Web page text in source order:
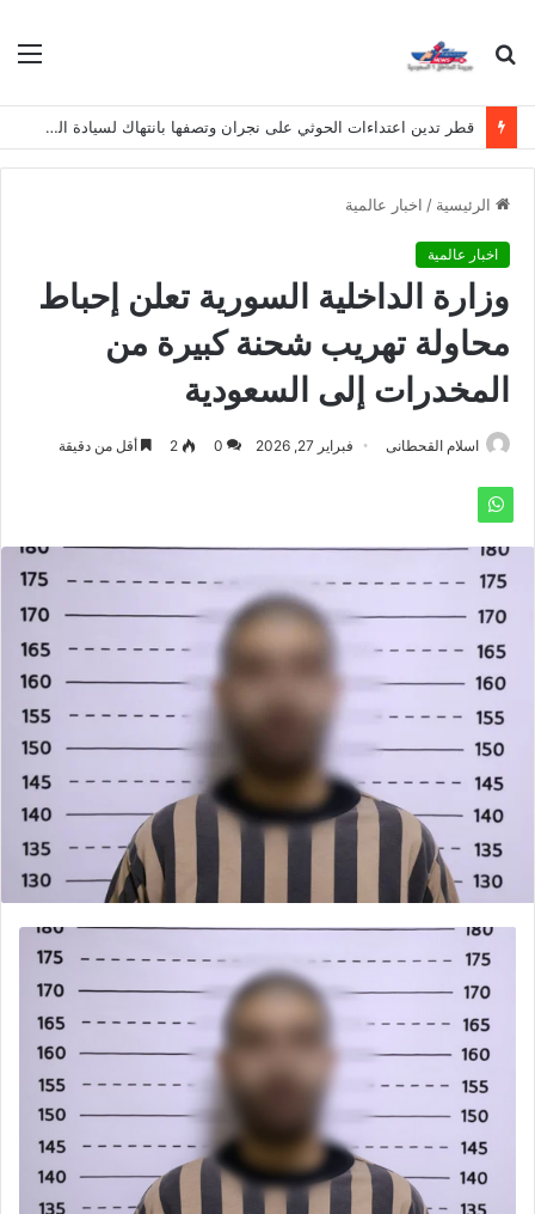
بحث
قطر تدين اعتداءات الحوثي على نجران وتصفها بانتهاك لسيادة المملكة
الرئيسية / اخبار عالمية
اخبار عالمية
وزارة الداخلية السورية تعلن إحباط
محاولة تهريب شحنة كبيرة من
المخدرات إلى السعودية
اسلام القحطانى فبراير 27, 2026 0
2 أقل من دقيقة